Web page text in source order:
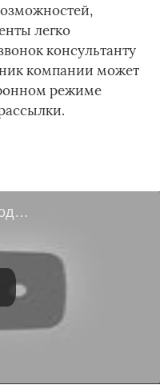
легко
консультанту
компании может
режиме
Как отключить на теле2 подписки